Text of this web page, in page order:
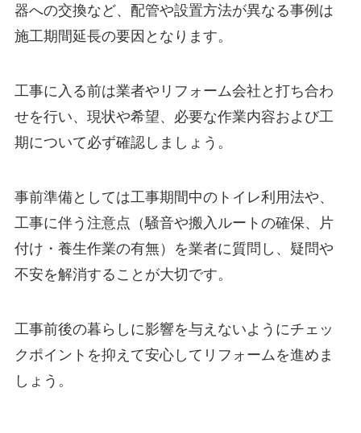
器への交換など、配管や設置方法が異なる事例は
施工期間延長の要因となります。
工事に入る前は業者やリフォーム会社と打ち合わ
せを行い、現状や希望、必要な作業内容および工
期について必ず確認しましょう。
事前準備としては工事期間中のトイレ利用法や、
工事に伴う注意点（騒音や搬入ルートの確保、片
付け・養生作業の有無）を業者に質問し、疑問や
不安を解消することが大切です。
工事前後の暮らしに影響を与えないようにチェッ
クポイントを抑えて安心してリフォームを進めま
しょう。